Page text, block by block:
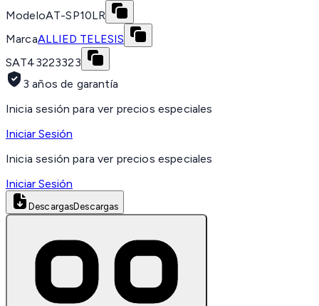
ModeloAT-SP10LR
MarcaALLIED TELESIS
SAT43223323
3 años de garantía
Inicia sesión para ver precios especiales
Iniciar Sesión
Inicia sesión para ver precios especiales
Iniciar Sesión
DescargasDescargas